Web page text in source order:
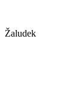
Žaludek